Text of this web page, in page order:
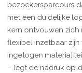
bezoekersparcours
met een duidelijke
kern ontvouwen
flexibel inzetbaar
ingetogen
– legt de nadruk op